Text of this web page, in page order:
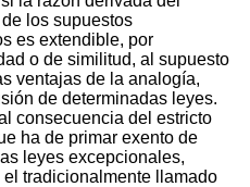
los supuestos
es extendible, por
o de similitud, al supuesto
ventajas de la analogía,
de determinadas leyes.
consecuencia del estricto
ha de primar exento de
leyes excepcionales,
tradicionalmente llamado